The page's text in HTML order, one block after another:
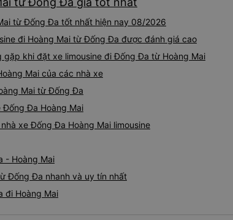
từ Đống Đa tốt nhất hiện nay 08/2026
đi Hoàng Mai từ Đống Đa được đánh giá cao
khi đặt xe limousine đi Đống Đa từ Hoàng Mai
Mai của các nhà xe
Mai từ Đống Đa
Đống Đa Hoàng Mai
xe Đống Đa Hoàng Mai limousine
- Hoàng Mai
Đống Đa nhanh và uy tín nhất
đi Hoàng Mai